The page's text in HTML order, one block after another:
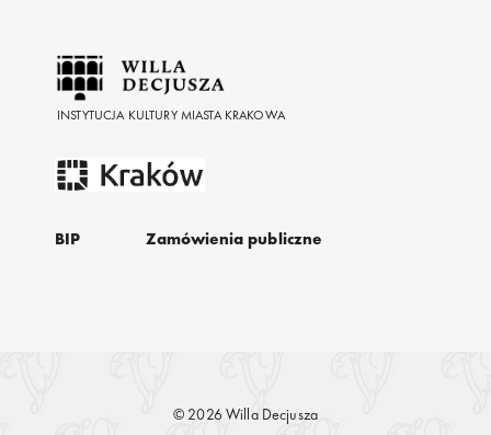
INSTYTUCJA KULTURY MIASTA KRAKOWA
BIP Zamówienia publiczne
© 2026 Willa Decjusza